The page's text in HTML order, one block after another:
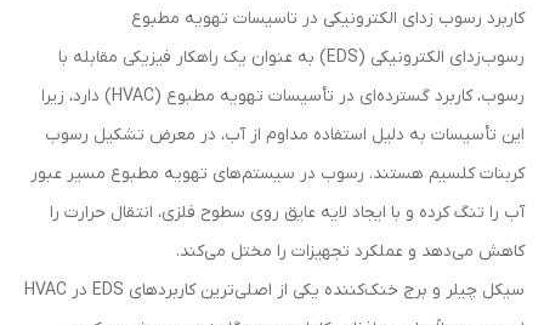
کاربرد رسوب زدای الکترونیکی در تاسیسات تهویه مطبوع
رسوب‌زدای الکترونیکی (EDS) به عنوان یک راهکار فیزیکی مقابله با
رسوب، کاربرد گسترده‌ای در تأسیسات تهویه مطبوع (HVAC) دارد، زیرا
این تأسیسات به دلیل استفاده مداوم از آب، در معرض تشکیل رسوب
کربنات کلسیم هستند. رسوب در سیستم‌های تهویه مطبوع مسیر عبور
آب را تنگ کرده و با ایجاد لایه عایق روی سطوح فلزی، انتقال حرارت را
کاهش می‌دهد و عملکرد تجهیزات را مختل می‌کند.
سیکل چیلر و برج خنک‌کننده یکی از اصلی‌ترین کاربردهای EDS در HVAC